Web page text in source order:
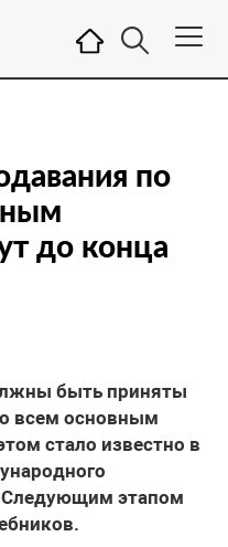
по
до конца
быть приняты
всем основным
стало известно в
Следующим этапом